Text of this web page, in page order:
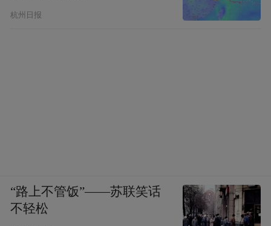
杭州日报
“路上不管饭”——苏联笑话
不轻松